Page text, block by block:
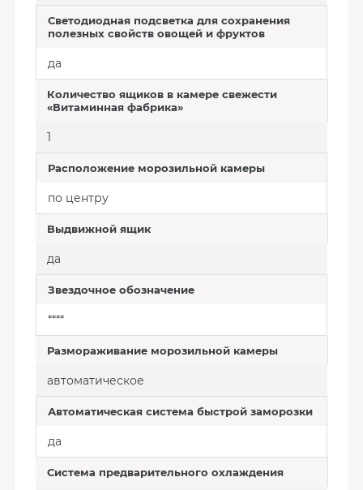
Светодиодная подсветка для сохранения
полезных свойств овощей и фруктов
да
Количество ящиков в камере свежести
«Витаминная фабрика»
1
Расположение морозильной камеры
по центру
Выдвижной ящик
да
Звездочное обозначение
****
Размораживание морозильной камеры
автоматическое
Автоматическая система быстрой заморозки
да
Система предварительного охлаждения